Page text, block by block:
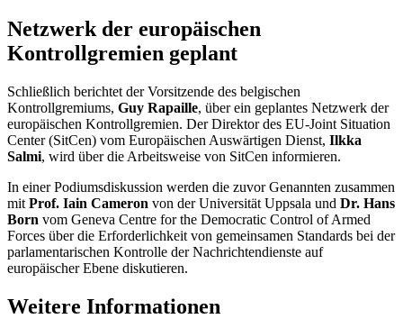
Netzwerk der europäischen
Kontrollgremien geplant
Schließlich berichtet der Vorsitzende des belgischen
Kontrollgremiums, Guy Rapaille, über ein geplantes Netzwerk der
europäischen Kontrollgremien. Der Direktor des EU-Joint Situation
Center (SitCen) vom Europäischen Auswärtigen Dienst, Ilkka
Salmi, wird über die Arbeitsweise von SitCen informieren.
In einer Podiumsdiskussion werden die zuvor Genannten zusammen
mit Prof. Iain Cameron von der Universität Uppsala und Dr. Hans
Born vom Geneva Centre for the Democratic Control of Armed
Forces über die Erforderlichkeit von gemeinsamen Standards bei der
parlamentarischen Kontrolle der Nachrichtendienste auf
europäischer Ebene diskutieren.
Weitere Informationen